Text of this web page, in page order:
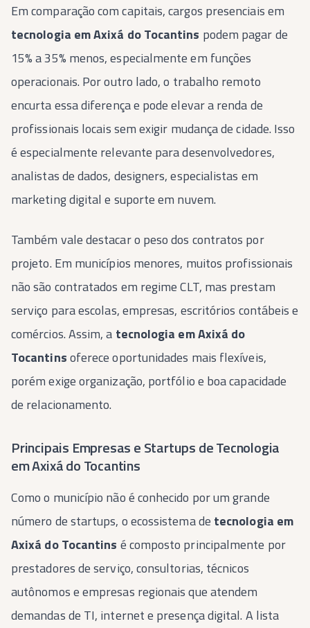
Em comparação com capitais, cargos presenciais em
tecnologia em Axixá do Tocantins podem pagar de
15% a 35% menos, especialmente em funções
operacionais. Por outro lado, o trabalho remoto
encurta essa diferença e pode elevar a renda de
profissionais locais sem exigir mudança de cidade. Isso
é especialmente relevante para desenvolvedores,
analistas de dados, designers, especialistas em
marketing digital e suporte em nuvem.
Também vale destacar o peso dos contratos por
projeto. Em municípios menores, muitos profissionais
não são contratados em regime CLT, mas prestam
serviço para escolas, empresas, escritórios contábeis e
comércios. Assim, a tecnologia em Axixá do
Tocantinsoferece oportunidades mais flexíveis,
porém exige organização, portfólio e boa capacidade
de relacionamento.
Principais Empresas e Startups de Tecnologia
em Axixá do Tocantins
Como o município não é conhecido por um grande
número de startups, o ecossistema de tecnologia em
Axixá do Tocantins é composto principalmente por
prestadores de serviço, consultorias, técnicos
autônomos e empresas regionais que atendem
demandas de TI, internet e presença digital. A lista